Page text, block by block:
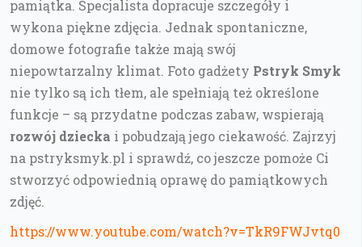
pamiątka. Specjalista dopracuje szczegóły i
wykona piękne zdjęcia. Jednak spontaniczne,
domowe fotografie także mają swój
niepowtarzalny klimat. Foto gadżety Pstryk Smyk
nie tylko są ich tłem, ale spełniają też określone
funkcje – są przydatne podczas zabaw, wspierają
rozwój dziecka i pobudzają jego ciekawość. Zajrzyj
na pstryksmyk.pl i sprawdź, co jeszcze pomoże Ci
stworzyć odpowiednią oprawę do pamiątkowych
zdjęć.
https://www.youtube.com/watch?v=TkR9FWJvtq0